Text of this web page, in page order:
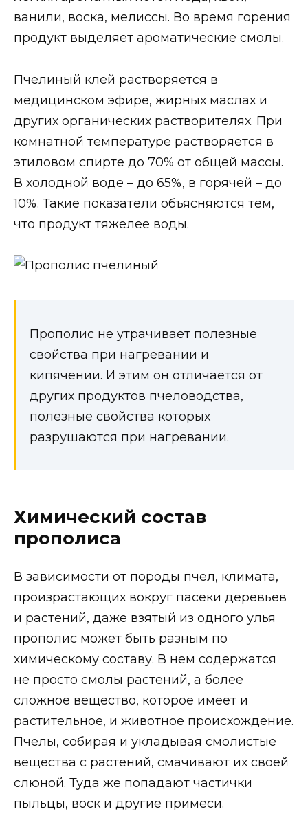
ванили, воска, мелиссы. Во время горения
продукт выделяет ароматические смолы.
Пчелиный клей растворяется в
медицинском эфире, жирных маслах и
других органических растворителях. При
комнатной температуре растворяется в
этиловом спирте до 70% от общей массы.
В холодной воде – до 65%, в горячей – до
10%. Такие показатели объясняются тем,
что продукт тяжелее воды.
Прополис не утрачивает полезные
свойства при нагревании и
кипячении. И этим он отличается от
других продуктов пчеловодства,
полезные свойства которых
разрушаются при нагревании.
Химический состав
прополиса
В зависимости от породы пчел, климата,
произрастающих вокруг пасеки деревьев
и растений, даже взятый из одного улья
прополис может быть разным по
химическому составу. В нем содержатся
не просто смолы растений, а более
сложное вещество, которое имеет и
растительное, и животное происхождение.
Пчелы, собирая и укладывая смолистые
вещества с растений, смачивают их своей
слюной. Туда же попадают частички
пыльцы, воск и другие примеси.